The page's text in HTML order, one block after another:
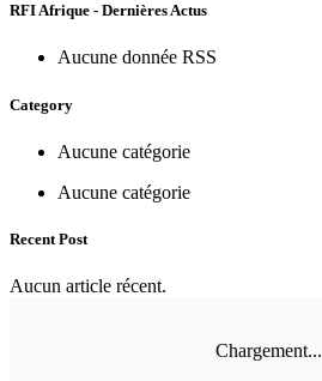
RFI Afrique - Dernières Actus
Aucune donnée RSS
Category
Aucune catégorie
Aucune catégorie
Recent Post
Aucun article récent.
Chargement...